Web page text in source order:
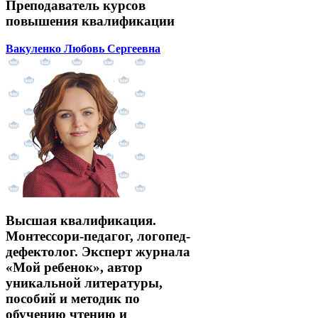
Преподаватель курсов
повышения квалификации
Вакуленко Любовь Сергеевна
Высшая квалификация.
Монтессори-педагог, логопед-
дефектолог. Эксперт журнала
«Мой ребенок», автор
уникальной литературы,
пособий и методик по
обучению чтению и